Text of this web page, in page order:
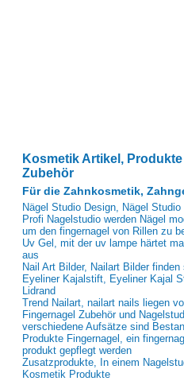
Kosmetik Artikel,
Zubehör
Für die Zahnkosmetik,
Nägel Studio Design, Nägel
Profi Nagelstudio werden Nägel
um den fingernagel von Rillen zu
Uv Gel, mit der uv lampe härtet
aus
Nail Art Bilder, Nailart Bilder
Eyeliner Kajalstift, Eyeliner Kajal
Lidrand
Trend Nailart, nailart nails liegen
Fingernagel Zubehör und
verschiedene Aufsätze sind
Produkte Fingernagel, ein
produkt gepflegt werden
Zusatzprodukte, In einem
Kosmetik Produkte